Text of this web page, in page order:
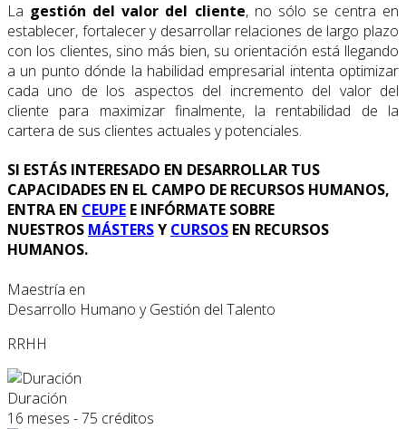
La gestión del valor del cliente, no sólo se centra en
establecer, fortalecer y desarrollar relaciones de largo plazo
con los clientes, sino más bien, su orientación está llegando
a un punto dónde la habilidad empresarial intenta optimizar
cada uno de los aspectos del incremento del valor del
cliente para maximizar finalmente, la rentabilidad de la
cartera de sus clientes actuales y potenciales.
SI ESTÁS INTERESADO EN DESARROLLAR TUS
CAPACIDADES EN EL CAMPO DE RECURSOS HUMANOS,
ENTRA EN CEUPE E INFÓRMATE SOBRE
NUESTROS MÁSTERSY CURSOS EN RECURSOS
HUMANOS.
Maestría en
Desarrollo Humano y Gestión del Talento
RRHH
Duración
16 meses - 75 créditos